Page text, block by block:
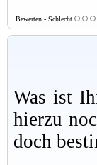
Bewerten - Schlecht
Was ist
hierzu
doch